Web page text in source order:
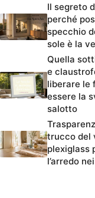
Il segreto
perché
specchio
sole è la
Quella
e
liberare le
essere la
salotto
trucco del
plexiglass
l’arredo